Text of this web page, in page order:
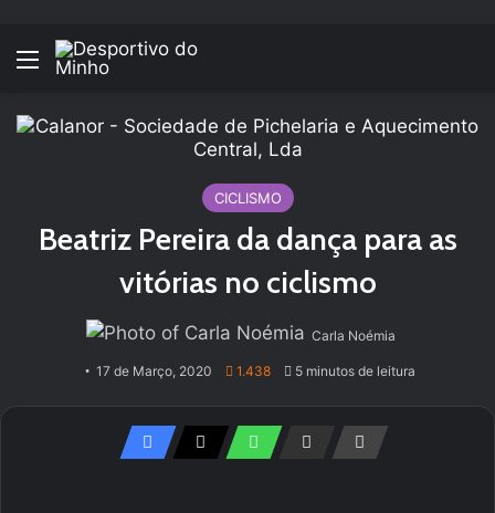
Menu
CICLISMO
Beatriz Pereira da dança para as
vitórias no ciclismo
Carla Noémia
17 de Março, 2020 1.438 5 minutos de leitura